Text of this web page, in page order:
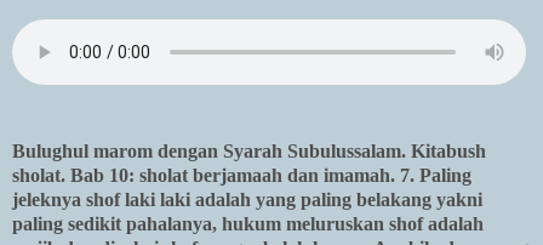
Bulughul marom dengan Syarah Subulussalam. Kitabush
sholat. Bab 10: sholat berjamaah dan imamah. 7. Paling
jeleknya shof laki laki adalah yang paling belakang yakni
paling sedikit pahalanya, hukum meluruskan shof adalah